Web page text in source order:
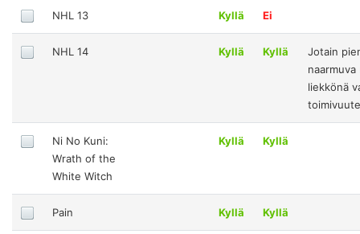
NHL 13 Kyllä Ei
NHL 14 Kyllä Kyllä
Jotain
liekkönä
Ni No Kuni:
Wrath of the
White Witch
Kyllä Kyllä
Pain Kyllä Kyllä